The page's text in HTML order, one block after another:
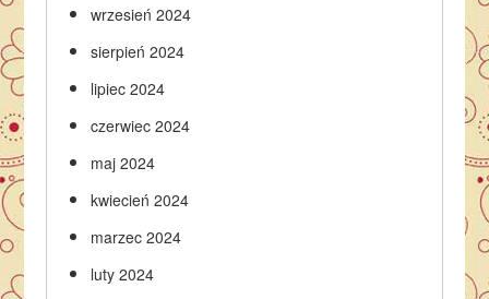
wrzesień 2024
sierpień 2024
lipiec 2024
czerwiec 2024
maj 2024
kwiecień 2024
marzec 2024
luty 2024